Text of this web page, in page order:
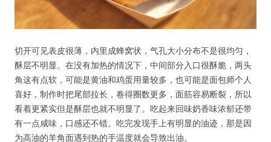
切开可见表皮很薄，内里成蜂窝状，气孔大小分布不是很均匀，
酥层不明显。在没有加热的情况下，中间部分入口很酥脆，两头
角这有点软，可能是黄油和鸡蛋用量较多，也可能是面包师个人
喜好，制作时把尾部拉长，卷得圈数更多，面筋容易断裂，所以
看着更紧实但是酥层也就不明显了。吃起来回味奶香味浓郁还带
有一点咸味，口感还不错。吃完发现手上有明显的油迹，那是因
为高油的羊角面遇到热的手温度就会导致出油。